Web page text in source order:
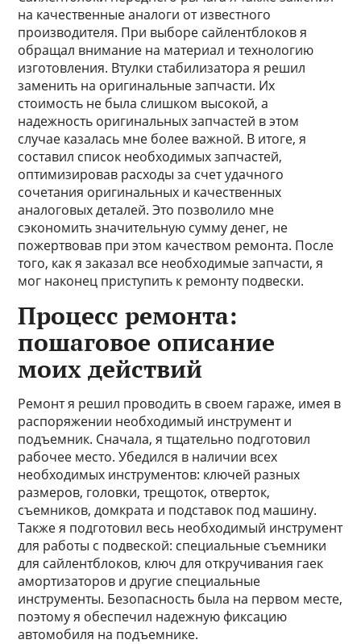
на качественные аналоги от известного
производителя. При выборе сайлентблоков я
обращал внимание на материал и технологию
изготовления. Втулки стабилизатора я решил
заменить на оригинальные запчасти. Их
стоимость не была слишком высокой, а
надежность оригинальных запчастей в этом
случае казалась мне более важной. В итоге, я
составил список необходимых запчастей,
оптимизировав расходы за счет удачного
сочетания оригинальных и качественных
аналоговых деталей. Это позволило мне
сэкономить значительную сумму денег, не
пожертвовав при этом качеством ремонта. После
того, как я заказал все необходимые запчасти, я
мог наконец приступить к ремонту подвески.
Процесс ремонта:
пошаговое описание
моих действий
Ремонт я решил проводить в своем гараже, имея в
распоряжении необходимый инструмент и
подъемник. Сначала, я тщательно подготовил
рабочее место. Убедился в наличии всех
необходимых инструментов: ключей разных
размеров, головки, трещоток, отверток,
съемников, домкрата и подставок под машину.
Также я подготовил весь необходимый инструмент
для работы с подвеской: специальные съемники
для сайлентблоков, ключ для откручивания гаек
амортизаторов и другие специальные
инструменты. Безопасность была на первом месте,
поэтому я обеспечил надежную фиксацию
автомобиля на подъемнике.